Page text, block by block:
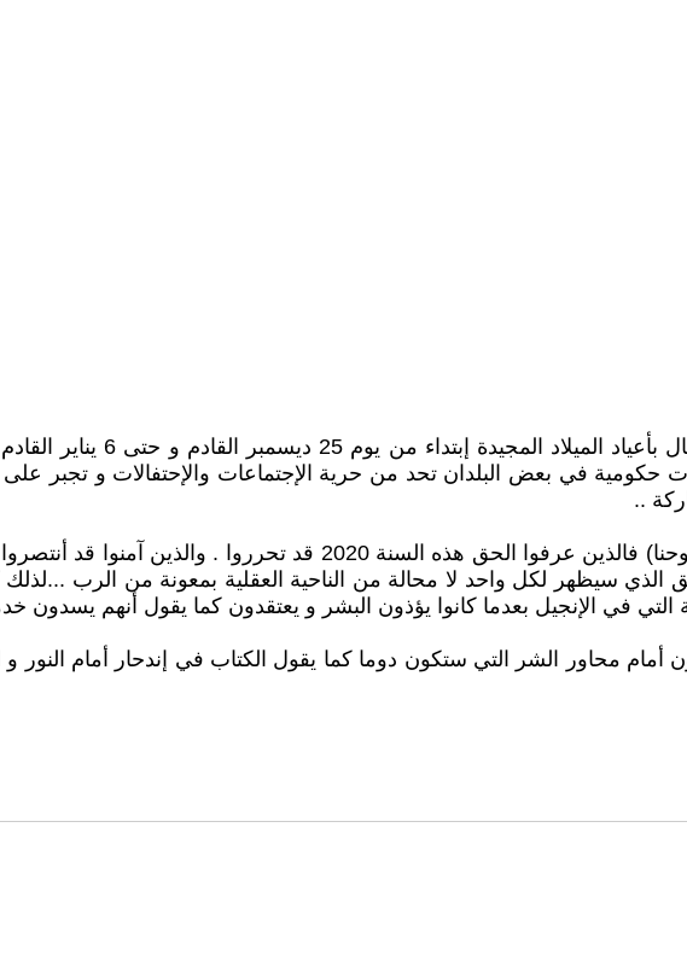
و الطوائف المسيحية المختلفة في كل
في بعض البلدان تحد من حرية الإجتماعات والإحتفالات و تجبر على
..
و لأن الكتاب يقول "وتعرفون الحق و الحق يحرركم" (إنجيل يوحنا) فالذين عرفوا
الذي سيظهر لكل واحد لا محالة من الناحية العقلية بمعونة من الرب
في الإنجيل بعدما كانوا يؤذون البشر و يعتقدون كما يقول أنهم يسدون
محاور الشر التي ستكون دوما كما يقول الكتاب في إندحار أمام النور و